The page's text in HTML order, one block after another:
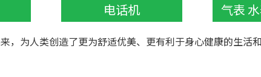
电话机 气表
，为人类创造了更为舒适优美、更有利于身心健康的生